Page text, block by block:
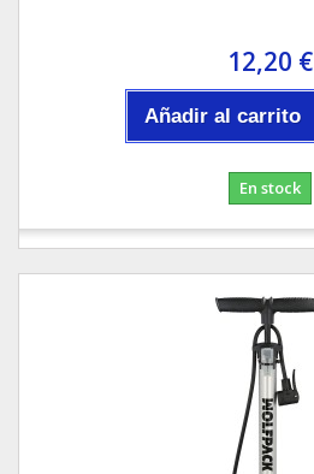
12,20 €
Añadir al carrito
En stock